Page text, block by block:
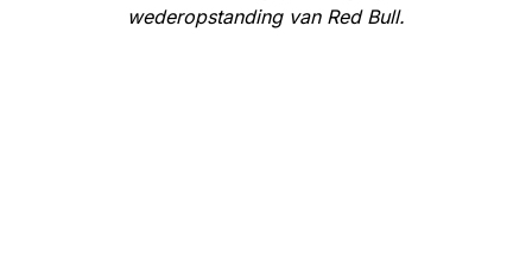
wederopstanding van Red Bull.